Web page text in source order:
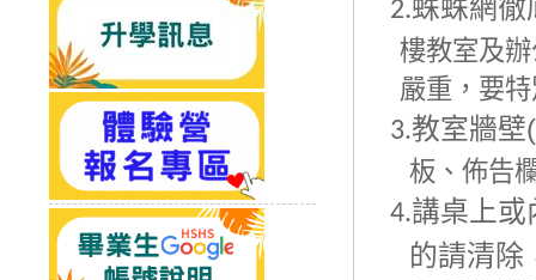
2.蛛蛛網徹
樓教室及
嚴重，要
3.教室牆壁(
板、佈告
4.講桌上或
的請清除